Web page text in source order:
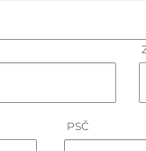
PSČ